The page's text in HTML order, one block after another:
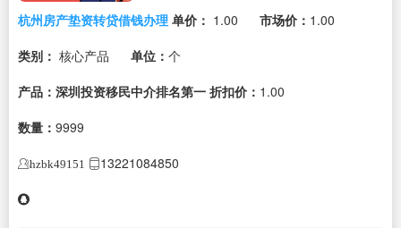
杭州房产垫资转贷借钱办理 单价： 1.00 市场价： 1.00
类别： 核心产品 单位： 个
产品：深圳投资移民中介排名第一 折扣价： 1.00
数量： 9999
hzbk49151 13221084850